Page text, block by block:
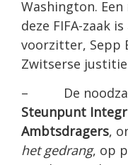
Washington.
deze FIFA-zaak
voorzitter, Sepp
Zwitserse
– De
Steunpunt
Ambtsdragers,
het gedrang, op